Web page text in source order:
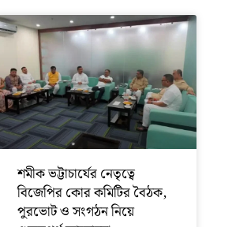
শমীক ভট্টাচার্যের নেতৃত্বে
বিজেপির কোর কমিটির বৈঠক,
পুরভোট ও সংগঠন নিয়ে